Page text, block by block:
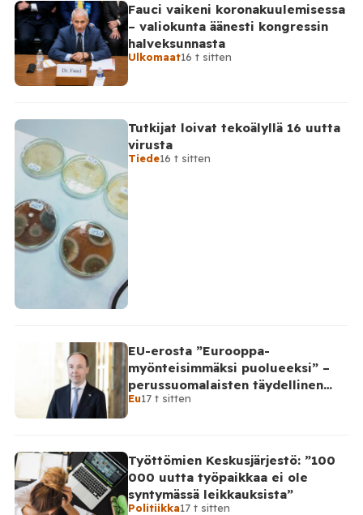
Fauci vaikeni koronakuulemisessa
– valiokunta äänesti kongressin
halveksunnasta
Ulkomaat16 t sitten
Tutkijat loivat tekoälyllä 16 uutta
virusta
Tiede16 t sitten
EU-erosta ”Eurooppa-
myönteisimmäksi puolueeksi” –
perussuomalaisten täydellinen
takinkääntö
Eu17 t sitten
Työttömien Keskusjärjestö: ”100
000 uutta työpaikkaa ei ole
syntymässä leikkauksista”
Politiikka17 t sitten